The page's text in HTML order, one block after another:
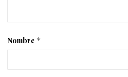
Nombre *